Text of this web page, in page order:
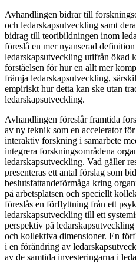
Avhandlingen bidrar till
och ledarskapsutveckling samt
bidrag till teoribildningen inom
föreslå en mer nyanserad
ledarskapsutveckling utifrån ökad
förståelsen för hur en allt mer
främja ledarskapsutveckling,
empiriskt hur detta kan ske utan
ledarskapsutveckling.
Avhandlingen föreslår framtida
av ny teknik som en accelerator
interaktiv forskning i samarbete
integrera forskningsområdena
ledarskapsutveckling. Vad gäller
presenteras ett antal förslag som
beslutsfattandeförmåga kring
på arbetsplatsen och speciellt
föreslås en förflyttning från ett
ledarskapsutveckling till ett
perspektiv på
och kollektiva dimensioner. En
i en förändring av
av de samtida investeringarna i